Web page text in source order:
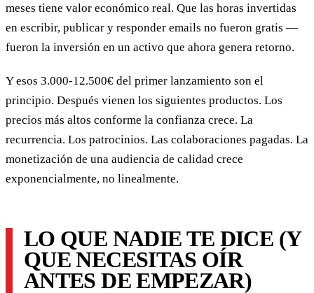
meses tiene valor económico real. Que las horas invertidas
en escribir, publicar y responder emails no fueron gratis —
fueron la inversión en un activo que ahora genera retorno.
Y esos 3.000-12.500€ del primer lanzamiento son el
principio. Después vienen los siguientes productos. Los
precios más altos conforme la confianza crece. La
recurrencia. Los patrocinios. Las colaboraciones pagadas. La
monetización de una audiencia de calidad crece
exponencialmente, no linealmente.
LO QUE NADIE TE DICE (Y
QUE NECESITAS OÍR
ANTES DE EMPEZAR)